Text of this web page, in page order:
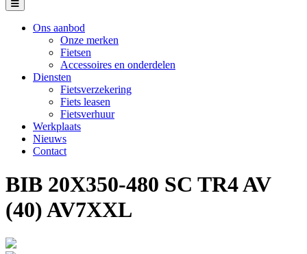
Ons aanbod
Onze merken
Fietsen
Accessoires en onderdelen
Diensten
Fietsverzekering
Fiets leasen
Fietsverhuur
Werkplaats
Nieuws
Contact
BIB 20X350-480 SC TR4 AV
(40) AV7XXL